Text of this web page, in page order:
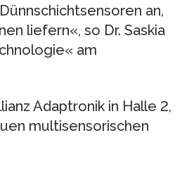
an,
liefern«, so Dr. Saskia
am
Adaptronik in Halle 2,
multisensorischen